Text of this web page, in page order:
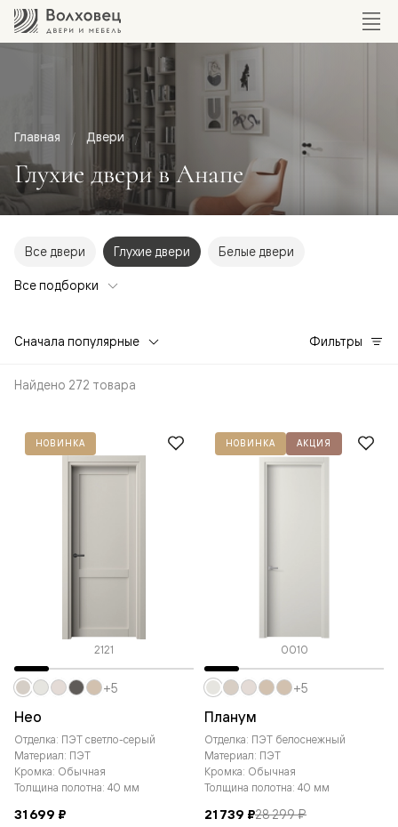
Главная Двери
Глухие двери в Анапе
Все двери Глухие двери Белые двери
Все подборки
Сначала популярные Фильтры
Найдено 272 товара
НОВИНКА
2121
Нео
Отделка: ПЭТ светло-серый
Материал: ПЭТ
Кромка: Обычная
Толщина полотна: 40 мм
31 699 ₽
+5
НОВИНКА АКЦИЯ
0010
Планум
Отделка: ПЭТ белоснежный
Материал: ПЭТ
Кромка: Обычная
Толщина полотна: 40 мм
21 739 ₽28 299 ₽
+5